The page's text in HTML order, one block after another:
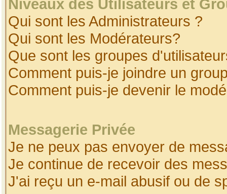
Niveaux des Utilisateurs et
Qui sont les Administrateurs ?
Qui sont les Modérateurs?
Que sont les groupes
Comment puis-je joindre un
Comment puis-je devenir le
Messagerie Privée
Je ne peux pas envoyer de
Je continue de recevoir des
J'ai reçu un e-mail abusif ou de